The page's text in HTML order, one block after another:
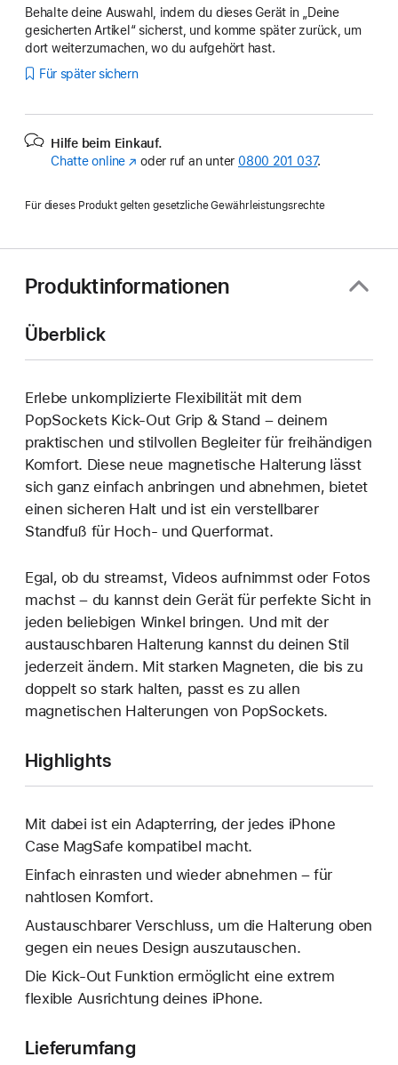
Behalte deine Auswahl, indem du dieses Gerät in „Deine
gesicherten Artikel“ sicherst, und komme später zurück, um
dort weiterzumachen, wo du aufgehört hast.
Für später sichern
Hilfe beim Einkauf.
Chatte online (Öffnet
Fenster)
oder ruf an unter 0800 201 037.
Für dieses Produkt gelten gesetzliche Gewährleistungsrechte
Produktinformationen
Überblick
Erlebe unkomplizierte Flexibilität mit dem
PopSockets Kick-Out Grip & Stand – deinem
praktischen und stilvollen Begleiter für freihändigen
Komfort. Diese neue magnetische Halterung lässt
sich ganz einfach anbringen und abnehmen, bietet
einen sicheren Halt und ist ein verstellbarer
Standfuß für Hoch- und Querformat.
Egal, ob du streamst, Videos aufnimmst oder Fotos
machst – du kannst dein Gerät für perfekte Sicht in
jeden beliebigen Winkel bringen. Und mit der
austauschbaren Halterung kannst du deinen Stil
jederzeit ändern. Mit starken Magneten, die bis zu
doppelt so stark halten, passt es zu allen
magnetischen Halterungen von PopSockets.
Highlights
Mit dabei ist ein Adapterring, der jedes iPhone
Case MagSafe kompatibel macht.
Einfach einrasten und wieder abnehmen – für
nahtlosen Komfort.
Austauschbarer Verschluss, um die Halterung oben
gegen ein neues Design auszutauschen.
Die Kick-Out Funktion ermöglicht eine extrem
flexible Ausrichtung deines iPhone.
Lieferumfang